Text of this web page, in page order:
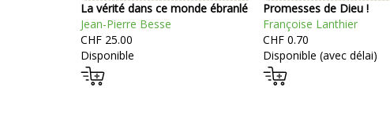
La vérité dans ce monde ébranlé
Jean-Pierre Besse
CHF 25.00
Disponible
Promesses de Dieu !
Françoise Lanthier
CHF 0.70
Disponible (avec délai)